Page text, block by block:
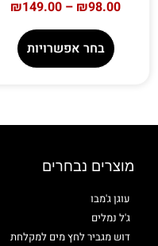
דורג
5.00
₪98.00
–
₪149.00
בחר אפשרויות
מוצרים נבחרים
עוגן ג'מבו
ג'ל נמלים
דוש מגביר לחץ מים למקלחת